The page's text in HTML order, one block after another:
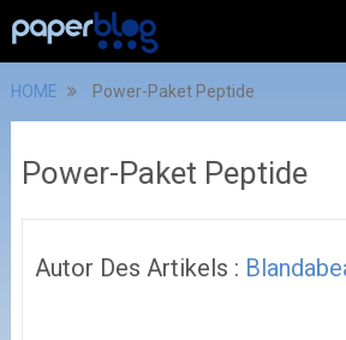
HOME Power-Paket Peptide
Power-Paket Peptide
Autor Des Artikels :